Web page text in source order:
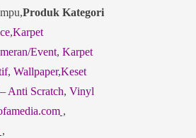
Produk Kategori
,Karpet
Event, Karpet
, Wallpaper,Keset
Anti Scratch, Vinyl
,